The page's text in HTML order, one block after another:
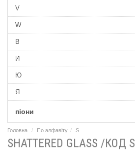
V
W
В
И
Ю
Я
піони
Головна По алфавіту S
SHATTERED GLASS /КОД S